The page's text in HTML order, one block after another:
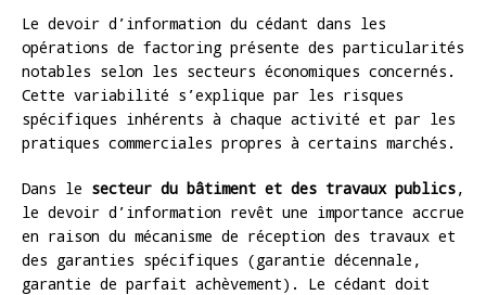
Le devoir d’information du cédant dans les
opérations de factoring présente des particularités
notables selon les secteurs économiques concernés.
Cette variabilité s’explique par les risques
spécifiques inhérents à chaque activité et par les
pratiques commerciales propres à certains marchés.
Dans le secteur du bâtiment et des travaux publics,
le devoir d’information revêt une importance accrue
en raison du mécanisme de réception des travaux et
des garanties spécifiques (garantie décennale,
garantie de parfait achèvement). Le cédant doit